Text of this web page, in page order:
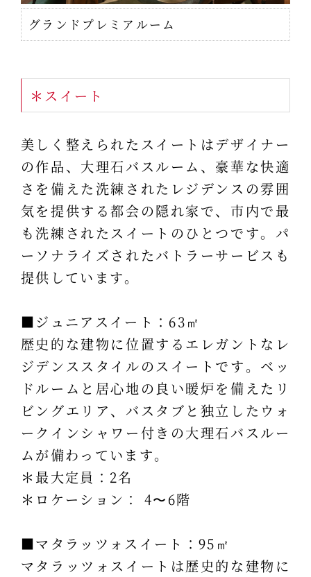
グランドプレミアルーム
＊スイート
美しく整えられたスイートはデザイナー
の作品、大理石バスルーム、豪華な快適
さを備えた洗練されたレジデンスの雰囲
気を提供する都会の隠れ家で、市内で最
も洗練されたスイートのひとつです。パ
ーソナライズされたバトラーサービスも
提供しています。
■ジュニアスイート：63㎡
歴史的な建物に位置するエレガントなレ
ジデンススタイルのスイートです。ベッ
ドルームと居心地の良い暖炉を備えたリ
ビングエリア、バスタブと独立したウォ
ークインシャワー付きの大理石バスルー
ムが備わっています。
＊最大定員：2名
＊ロケーション： 4〜6階
■マタラッツォスイート：95㎡
マタラッツォスイートは歴史的な建物に